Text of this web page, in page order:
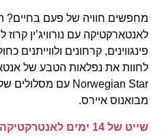
מחפשים חוויה של פעם בחיים? היו
לאנטארקטיקה עם נורוויג’ין קרוז
פינגווינים, קרחונים ולווייתנים
לחוות את נפלאות הטבע של
מבואנוס איירס.
שייט של 14 ימים לאנטרקטיקה מבואנוס איירס